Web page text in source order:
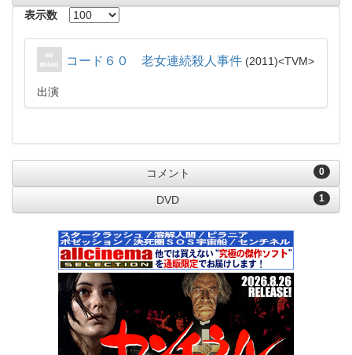
表示数
コード６０ 老女連続殺人事件 2011 TVM
出演
0
コメント
1
DVD